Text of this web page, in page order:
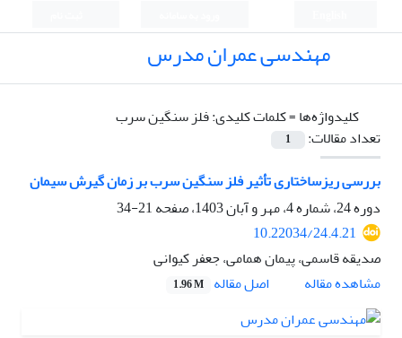
مهندسی عمران مدرس
کلیدواژه‌ها =کلمات کلیدی: فلز سنگین سرب
تعداد مقالات:
1
بررسی ریزساختاری تأثیر فلز سنگین سرب بر زمان گیرش سیمان
دوره 24، شماره 4، مهر و آبان 1403، صفحه
21-34
10.22034/24.4.21
صدیقه قاسمی، پیمان همامی، جعفر کیوانی
مشاهده مقاله
اصل مقاله 1.96 M